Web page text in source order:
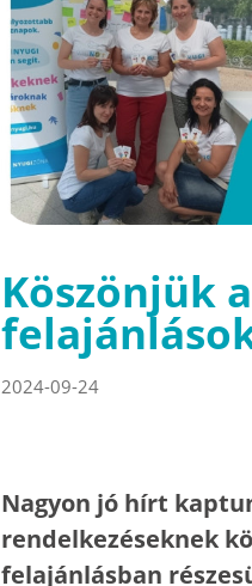
Köszönjük
2024-09-24
Nagyon jó hírt
rendelkezéseknek
felajánlásban